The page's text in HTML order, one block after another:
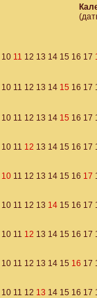
10 11 12 13 14 15 16 17
10 11 12 13 14 15 16 17
10 11 12 13 14 15 16 17
10 11 12 13 14 15 16 17
10 11 12 13 14 15 16 17
10 11 12 13 14 15 16 17
10 11 12 13 14 15 16 17
10 11 12 13 14 15 16 17
10 11 12 13 14 15 16 17